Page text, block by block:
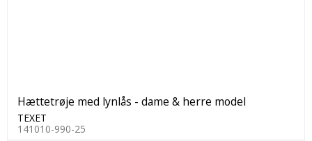
Hættetrøje med lynlås - dame & herre model
TEXET
141010-990-25